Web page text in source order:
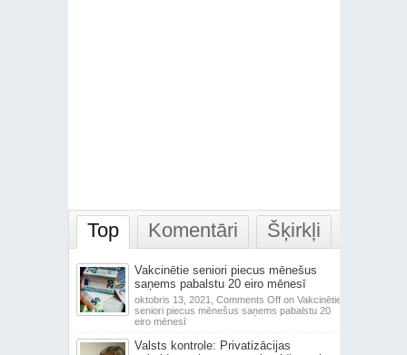
Top Komentāri Šķirkļi
Vakcinētie seniori piecus mēnešus
saņems pabalstu 20 eiro mēnesī
oktobris 13, 2021, Comments Offon Vakcinētie
seniori piecus mēnešus saņems pabalstu 20
eiro mēnesī
Valsts kontrole: Privatizācijas